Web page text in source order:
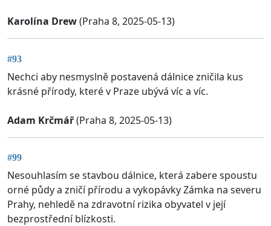
Karolína Drew(Praha 8, 2025-05-13)
#93
Nechci aby nesmyslně postavená dálnice zničila kus
krásné přírody, které v Praze ubývá víc a víc.
Adam Krčmář(Praha 8, 2025-05-13)
#99
Nesouhlasím se stavbou dálnice, která zabere spoustu
orné půdy a zničí přírodu a vykopávky Zámka na severu
Prahy, nehledě na zdravotní rizika obyvatel v její
bezprostřední blízkosti.